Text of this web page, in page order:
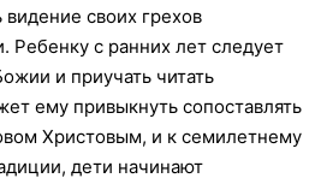
видение своих грехов
Ребенку с ранних лет следует
и приучать читать
ему привыкнуть сопоставлять
Христовым, и к семилетнему
дети начинают